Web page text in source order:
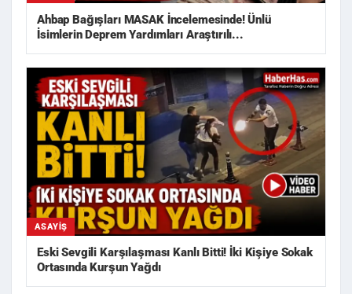
Ahbap Bağışları MASAK İncelemesinde! Ünlü
İsimlerin Deprem Yardımları Araştırılı...
ASAYIŞ
Eski Sevgili Karşılaşması Kanlı Bitti! İki Kişiye Sokak
Ortasında Kurşun Yağdı